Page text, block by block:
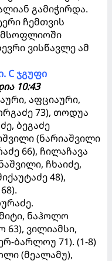
გამიჭირდა.
ჩემთვის
მსოფლიოში
ვისწავლე ამ
C ჯგუფი
10:43
აფციაური,
73), თოდუა
ბეგაძე
(ნარიაშვილი
66), ჩილაჩავა
ჩხაიძე,
48),
ნაჰოლო
63), ვილიამსი,
ბარლოუ 71). (1-8)
(მეალამუ),